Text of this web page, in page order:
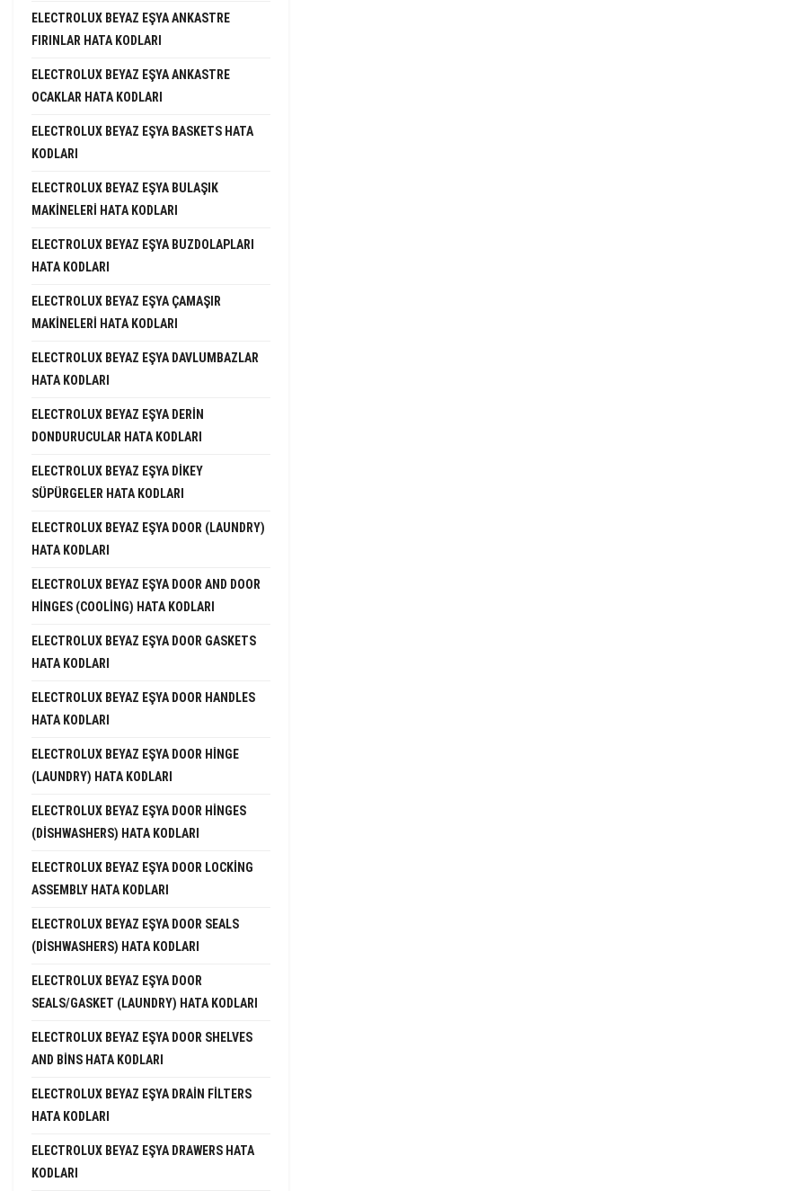
ELECTROLUX BEYAZ EŞYA ANKASTRE
FIRINLAR HATA KODLARI
ELECTROLUX BEYAZ EŞYA ANKASTRE
OCAKLAR HATA KODLARI
ELECTROLUX BEYAZ EŞYA BASKETS HATA
KODLARI
ELECTROLUX BEYAZ EŞYA BULAŞIK
MAKINELERI HATA KODLARI
ELECTROLUX BEYAZ EŞYA BUZDOLAPLARI
HATA KODLARI
ELECTROLUX BEYAZ EŞYA ÇAMAŞIR
MAKINELERI HATA KODLARI
ELECTROLUX BEYAZ EŞYA DAVLUMBAZLAR
HATA KODLARI
ELECTROLUX BEYAZ EŞYA DERIN
DONDURUCULAR HATA KODLARI
ELECTROLUX BEYAZ EŞYA DIKEY
SÜPÜRGELER HATA KODLARI
ELECTROLUX BEYAZ EŞYA DOOR (LAUNDRY)
HATA KODLARI
ELECTROLUX BEYAZ EŞYA DOOR AND DOOR
HINGES (COOLING) HATA KODLARI
ELECTROLUX BEYAZ EŞYA DOOR GASKETS
HATA KODLARI
ELECTROLUX BEYAZ EŞYA DOOR HANDLES
HATA KODLARI
ELECTROLUX BEYAZ EŞYA DOOR HINGE
(LAUNDRY) HATA KODLARI
ELECTROLUX BEYAZ EŞYA DOOR HINGES
(DISHWASHERS) HATA KODLARI
ELECTROLUX BEYAZ EŞYA DOOR LOCKING
ASSEMBLY HATA KODLARI
ELECTROLUX BEYAZ EŞYA DOOR SEALS
(DISHWASHERS) HATA KODLARI
ELECTROLUX BEYAZ EŞYA DOOR
SEALS/GASKET (LAUNDRY) HATA KODLARI
ELECTROLUX BEYAZ EŞYA DOOR SHELVES
AND BINS HATA KODLARI
ELECTROLUX BEYAZ EŞYA DRAIN FILTERS
HATA KODLARI
ELECTROLUX BEYAZ EŞYA DRAWERS HATA
KODLARI